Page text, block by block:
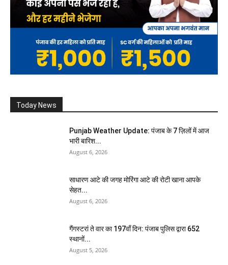
Today News
Punjab Weather Update: पंजाब के 7 ज़िलों में आज
भारी बारिश...
August 6, 2026
साधारण आटे की जगह मोरिंगा आटे की रोटी खाना आपके
सेहत...
August 6, 2026
गैंगस्टरां ते वार का 197वाँ दिन: पंजाब पुलिस द्वारा 652
स्थानों...
August 5, 2026